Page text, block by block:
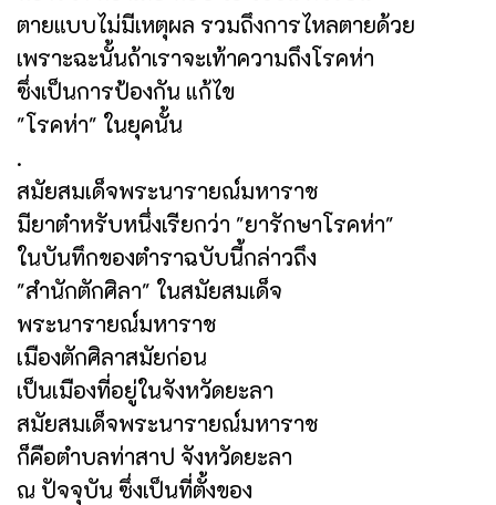
ตายแบบไม่มีเหตุผล รวมถึงการไหลตายด้วย
เพราะฉะนั้นถ้าเราจะเท้าความถึงโรคห่า
ซึ่งเป็นการป้องกัน แก้ไข
"โรคห่า" ในยุคนั้น
.
สมัยสมเด็จพระนารายณ์มหาราช
มียาตำหรับหนึ่งเรียกว่า "ยารักษาโรคห่า"
ในบันทึกของตำราฉบับนี้กล่าวถึง
"สำนักตักศิลา" ในสมัยสมเด็จ
พระนารายณ์มหาราช
เมืองตักศิลาสมัยก่อน
เป็นเมืองที่อยู่ในจังหวัดยะลา
สมัยสมเด็จพระนารายณ์มหาราช
ก็คือตำบลท่าสาป จังหวัดยะลา
ณ ปัจจุบัน ซึ่งเป็นที่ตั้งของ